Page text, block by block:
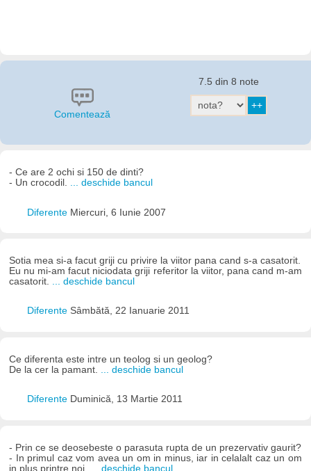
Comentează
7.5 din 8 note
- Ce are 2 ochi si 150 de dinti?
- Un crocodil. ... deschide bancul
Diferente Miercuri, 6 Iunie 2007
Sotia mea si-a facut griji cu privire la viitor pana cand s-a casatorit.
Eu nu mi-am facut niciodata griji referitor la viitor, pana cand m-am
casatorit. ... deschide bancul
Diferente Sâmbătă, 22 Ianuarie 2011
Ce diferenta este intre un teolog si un geolog?
De la cer la pamant.
... deschide bancul
Diferente Duminică, 13 Martie 2011
- Prin ce se deosebeste o parasuta rupta de un prezervativ gaurit?
- In primul caz vom avea un om in minus, iar in celalalt caz un om
in plus printre noi.
... deschide bancul